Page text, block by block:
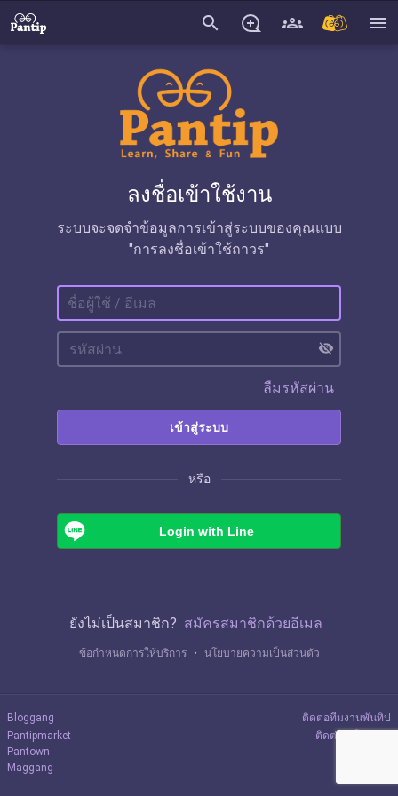
search menu
ลงชื่อเข้าใช้งาน
ระบบจะจดจำข้อมูลการเข้าสู่ระบบของคุณแบบ
"การลงชื่อเข้าใช้ถาวร"
visibility_off
ลืมรหัสผ่าน
เข้าสู่ระบบ
หรือ
Login with Line
ยังไม่เป็นสมาชิก? สมัครสมาชิกด้วยอีเมล
ข้อกำหนดการให้บริการ ・ นโยบายความเป็นส่วนตัว
Bloggang
Pantipmarket
Pantown
Maggang
ติดต่อทีมงานพันทิป
ติดต่อลงโฆษณา